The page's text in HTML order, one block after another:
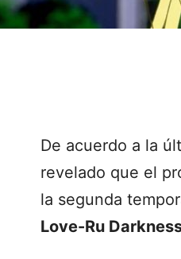
De acuerdo a la
revelado que el
la segunda
Love-Ru